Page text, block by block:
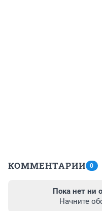
КОММЕНТАРИИ 0
Пока нет ни
Начните